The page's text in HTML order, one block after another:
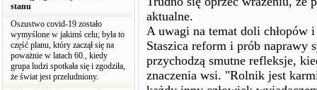
stanu
Oszustwo covid-19 zostało
wymyślone w jakimś celu; była to
część planu, który zaczął się na
poważnie w latach 60., kiedy
grupa ludzi spotkała się i zgodziła,
że świat jest przeludniony.
aktualne.
A uwagi na temat doli chłopów
Staszica reform i prób naprawy
przychodzą smutne refleksje,
znaczenia wsi. "Rolnik jest